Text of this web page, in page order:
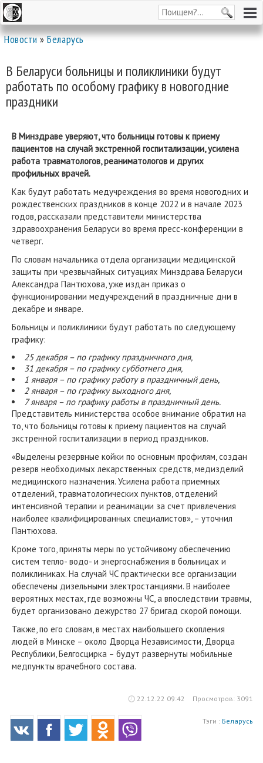
Новости»Беларусь
В Беларуси больницы и поликлиники будут
работать по особому графику в новогодние
праздники
В Минздраве уверяют, что больницы готовы к приему
пациентов на случай экстренной госпитализации, усилена
работа травматологов, реаниматологов и других
профильных врачей.
Как будут работать медучреждения во время новогодних и
рождественских праздников в конце 2022 и в начале 2023
годов, рассказали представители министерства
здравоохранения Беларуси во время пресс-конференции в
четверг.
По словам начальника отдела организации медицинской
защиты при чрезвычайных ситуациях Минздрава Беларуси
Александра Пантюхова, уже издан приказ о
функционировании медучреждений в праздничные дни в
декабре и январе.
Больницы и поликлиники будут работать по следующему
графику:
25 декабря – по графику праздничного дня,
31 декабря – по графику субботнего дня,
1 января – по графику работу в праздничный день,
2 января – по графику выходного дня,
7 января – по графику работы в праздничный день.
Представитель министерства особое внимание обратил на
то, что больницы готовы к приему пациентов на случай
экстренной госпитализации в период праздников.
«Выделены резервные койки по основным профилям, создан
резерв необходимых лекарственных средств, медизделий
медицинского назначения. Усилена работа приемных
отделений, травматологических пунктов, отделений
интенсивной терапии и реанимации за счет привлечения
наиболее квалифицированных специалистов», – уточнил
Пантюхова.
Кроме того, приняты меры по устойчивому обеспечению
систем тепло- водо- и энергоснабжения в больницах и
поликлиниках. На случай ЧС практически все организации
обеспечены дизельными электростанциями. В наиболее
вероятных местах, где возможны ЧС, а впоследствии травмы,
будет организовано дежурство 27 бригад скорой помощи.
Также, по его словам, в местах наибольшего скопления
людей в Минске – около Дворца Независимости, Дворца
Республики, Белгосцирка – будут развернуты мобильные
медпункты врачебного состава.
22.12.22 09:42 Просмотров: 3091
Тэги : Беларусь